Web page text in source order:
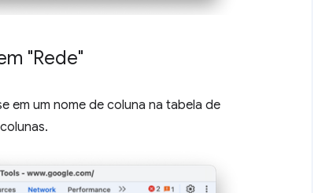
"Rede"
em um nome de coluna na tabela de